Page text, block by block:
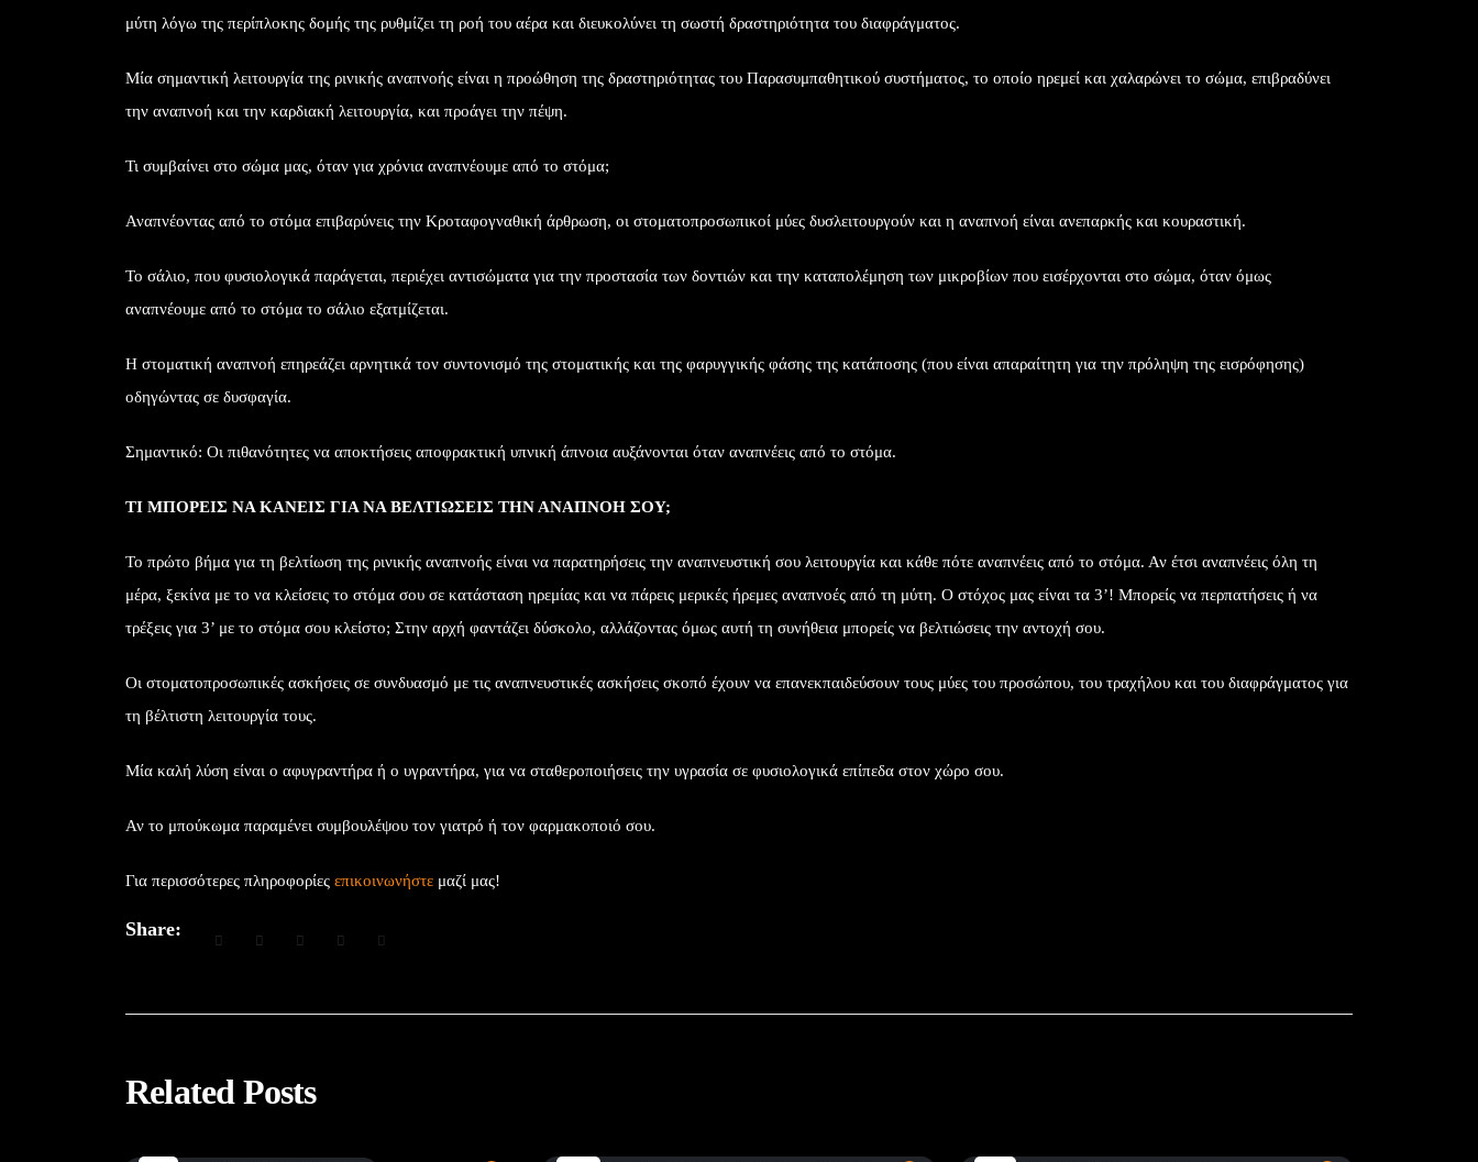
μύτη λόγω της περίπλοκης δομής της ρυθμίζει τη ροή του αέρα και διευκολύνει τη σωστή δραστηριότητα του διαφράγματος.
Μία σημαντική λειτουργία της ρινικής αναπνοής είναι η προώθηση της δραστηριότητας του Παρασυμπαθητικού συστήματος, το οποίο ηρεμεί και χαλαρώνει το σώμα, επιβραδύνει
την αναπνοή και την καρδιακή λειτουργία, και προάγει την πέψη.
Τι συμβαίνει στο σώμα μας, όταν για χρόνια αναπνέουμε από το στόμα;
Αναπνέοντας από το στόμα επιβαρύνεις την Κροταφογναθική άρθρωση, οι στοματοπροσωπικοί μύες δυσλειτουργούν και η αναπνοή είναι ανεπαρκής και κουραστική.
Το σάλιο, που φυσιολογικά παράγεται, περιέχει αντισώματα για την προστασία των δοντιών και την καταπολέμηση των μικροβίων που εισέρχονται στο σώμα, όταν όμως
αναπνέουμε από το στόμα το σάλιο εξατμίζεται.
Η στοματική αναπνοή επηρεάζει αρνητικά τον συντονισμό της στοματικής και της φαρυγγικής φάσης της κατάποσης (που είναι απαραίτητη για την πρόληψη της εισρόφησης)
οδηγώντας σε δυσφαγία.
Σημαντικό: Οι πιθανότητες να αποκτήσεις αποφρακτική υπνική άπνοια αυξάνονται όταν αναπνέεις από το στόμα.
ΤΙ ΜΠΟΡΕΙΣ ΝΑ ΚΑΝΕΙΣ ΓΙΑ ΝΑ ΒΕΛΤΙΩΣΕΙΣ ΤΗΝ ΑΝΑΠΝΟΗ ΣΟΥ;
Το πρώτο βήμα για τη βελτίωση της ρινικής αναπνοής είναι να παρατηρήσεις την αναπνευστική σου λειτουργία και κάθε πότε αναπνέεις από το στόμα. Αν έτσι αναπνέεις όλη τη
μέρα, ξεκίνα με το να κλείσεις το στόμα σου σε κατάσταση ηρεμίας και να πάρεις μερικές ήρεμες αναπνοές από τη μύτη. Ο στόχος μας είναι τα 3’! Μπορείς να περπατήσεις ή να
τρέξεις για 3’ με το στόμα σου κλείστο; Στην αρχή φαντάζει δύσκολο, αλλάζοντας όμως αυτή τη συνήθεια μπορείς να βελτιώσεις την αντοχή σου.
Οι στοματοπροσωπικές ασκήσεις σε συνδυασμό με τις αναπνευστικές ασκήσεις σκοπό έχουν να επανεκπαιδεύσουν τους μύες του προσώπου, του τραχήλου και του διαφράγματος για
τη βέλτιστη λειτουργία τους.
Μία καλή λύση είναι ο αφυγραντήρα ή ο υγραντήρα, για να σταθεροποιήσεις την υγρασία σε φυσιολογικά επίπεδα στον χώρο σου.
Αν το μπούκωμα παραμένει συμβουλέψου τον γιατρό ή τον φαρμακοποιό σου.
Για περισσότερες πληροφορίες επικοινωνήστε μαζί μας!
Share:
Related Posts